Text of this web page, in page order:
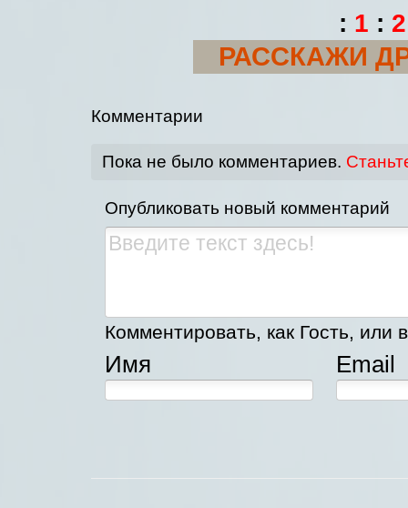
: 1 : 2
РАССКАЖИ
Комментарии
Пока не было комментариев.
Опубликовать новый комментарий
Комментировать, как Гость, или
Имя Email